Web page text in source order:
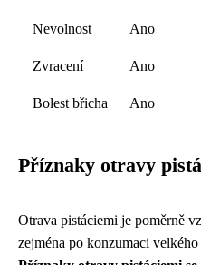
Nevolnost Ano
Zvracení Ano
Bolest břicha Ano
Příznaky otravy
Otrava pistáciemi je poměrně
zejména po konzumaci